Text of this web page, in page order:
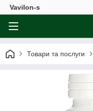
Vavilon-s
Товари та послуги